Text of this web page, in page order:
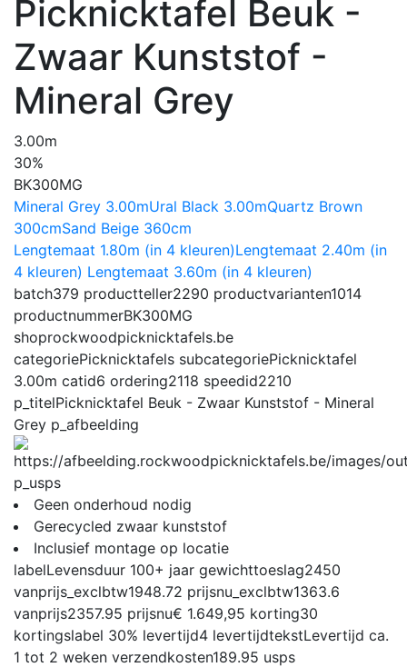
Picknicktafel Beuk -
Zwaar Kunststof -
Mineral Grey
3.00m
30%
BK300MG
Mineral Grey 3.00mUral Black 3.00mQuartz Brown
300cmSand Beige 360cm
Lengtemaat 1.80m (in 4 kleuren)Lengtemaat 2.40m (in
4 kleuren) Lengtemaat 3.60m (in 4 kleuren)
batch379 productteller2290 productvarianten1014
productnummerBK300MG
shoprockwoodpicknicktafels.be
categoriePicknicktafels subcategoriePicknicktafel
3.00m catid6 ordering2118 speedid2210
p_titelPicknicktafel Beuk - Zwaar Kunststof - Mineral
Grey p_afbeelding
p_usps
Geen onderhoud nodig
Gerecycled zwaar kunststof
Inclusief montage op locatie
labelLevensduur 100+ jaar gewichttoeslag2450
vanprijs_exclbtw1948.72 prijsnu_exclbtw1363.6
vanprijs2357.95 prijsnu€ 1.649,95 korting30
kortingslabel 30% levertijd4 levertijdtekstLevertijd ca.
1 tot 2 weken verzendkosten189.95 usps